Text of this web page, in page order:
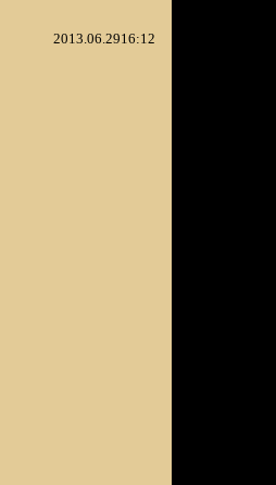
2013.06.2916:12